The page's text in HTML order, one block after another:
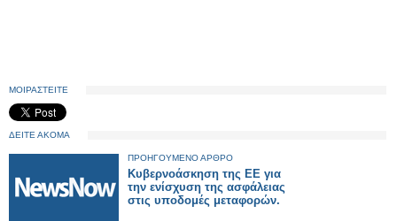
ΜΟΙΡΑΣΤΕΙΤΕ
ΔΕΙΤΕ ΑΚΟΜΑ
ΠΡΟΗΓΟΥΜΕΝΟ ΑΡΘΡΟ
Κυβερνοάσκηση της ΕΕ για
την ενίσχυση της ασφάλειας
στις υποδομές μεταφορών.